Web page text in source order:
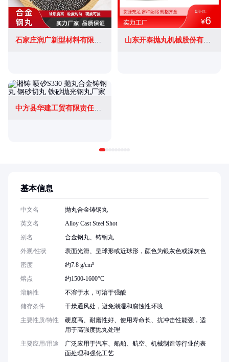
石家庄润广新型材料有限公司 山东开泰抛丸机械股份有限公司
中方县华建工贸有限责任公司
基本信息
中文名
抛丸合金铸钢丸
英文名
Alloy Cast Steel Shot
别名
合金钢丸、铸钢丸
外观/性状
表面光滑、呈球形或近球形，颜色为银灰色或深灰色
密度
约7.8 g/cm³
熔点
约1500-1600°C
溶解性
不溶于水，可溶于强酸
储存条件
干燥通风处，避免潮湿和腐蚀性环境
主要性质/特性
硬度高、耐磨性好、使用寿命长、抗冲击性能强，适
用于高强度抛丸处理
主要应用/用途
广泛应用于汽车、船舶、航空、机械制造等行业的表
面处理和强化工艺